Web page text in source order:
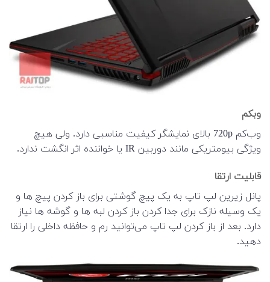
وبکم
وب‌کم 720p بالای نمایشگر کیفیت مناسبی دارد. ولی هیچ
ویژگی بیومتریکی مانند دوربین IR یا خواننده اثر انگشت ندارد.
قابلیت ارتقا
پانل زیرین لپ تاپ به یک پیچ گوشتی برای باز کردن پیچ ها و
یک وسیله نازک برای جدا کردن باز کردن لبه ها و گوشه ها نیاز
دارد. بعد از باز کردن لپ تاپ می‌توانید رم و حافظه داخلی را ارتقا
دهید.